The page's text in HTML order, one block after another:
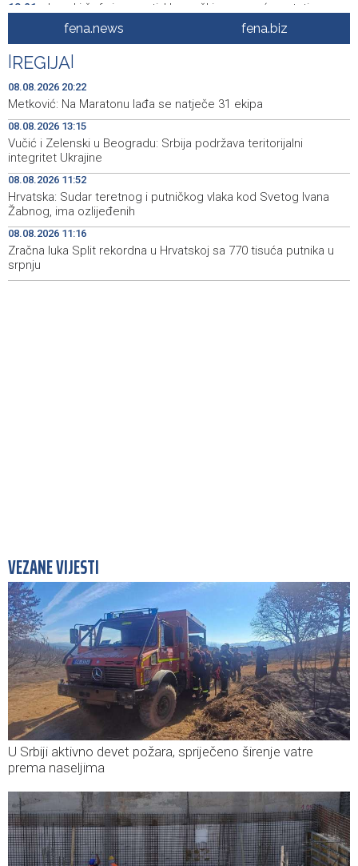
18:21
Iranski šef sigurnosti: Hormuški moreuz će ostati
zatvoren dok SAD ne ispuni zahtjeve Teherana
18:09
Iran 'vrlo blizu' dogovora s Omanom o novoj Hormuškoj
brodskoj ruti
18:05
Koncertom Marije Šerifović večeras se zatvara
manifestacija 'Dani dijaspore Travnik 2026'
17:26
Kod mosta Brčko - Gunja pronađene kosti, vještaci
sudske medicine utvrđuju porijeklo
17:15
'Pekijada' u Varešu okupila 37 ekipa iz četiri države
regiona
16:55 U rijeci Krivaji kod Zavidovića utopio se muškarac
fena.news fena.biz
REGIJA
08.08.2026 20:22
Metković: Na Maratonu lađa se natječe 31 ekipa
08.08.2026 13:15
Vučić i Zelenski u Beogradu: Srbija podržava teritorijalni
integritet Ukrajine
08.08.2026 11:52
Hrvatska: Sudar teretnog i putničkog vlaka kod Svetog Ivana
Žabnog, ima ozlijeđenih
08.08.2026 11:16
Zračna luka Split rekordna u Hrvatskoj sa 770 tisuća putnika u
srpnju
VEZANE VIJESTI
U Srbiji aktivno devet požara, spriječeno širenje vatre
prema naseljima